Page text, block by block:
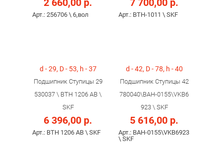
2 660,00 р.
Арт.: 256706 \ 6,вол
7 700,00 р.
Арт.: ВTH-1011 \ SKF
d - 29, D - 53, h - 37
Подшипник Ступицы 29
530037 \ BTH 1206 AB \
SKF
6 396,00 р.
Арт.: BTH 1206 AB \ SKF
d - 42, D - 78, h - 40
Подшипник Ступицы 42
780040\BAH-0155\VKB6
923 \ SKF
5 616,00 р.
Арт.: BAH-0155\VKB6923
\ SKF